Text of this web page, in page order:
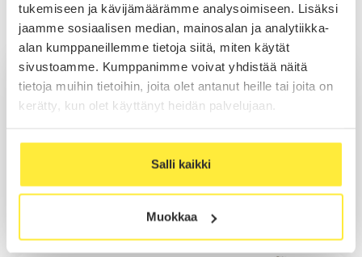
tukemiseen ja kävijämäärämme analysoimiseen. Lisäksi
jaamme sosiaalisen median, mainosalan ja analytiikka-
alan kumppaneillemme tietoja siitä, miten käytät
sivustoamme. Kumppanimme voivat yhdistää näitä
tietoja muihin tietoihin, joita olet antanut heille tai joita on
kerätty, kun olet käyttänyt heidän palvelujaan.
Salli kaikki
Muokkaa
Myynti Lempäälä
Kasimir Ojala
Myynti
Sähköposti